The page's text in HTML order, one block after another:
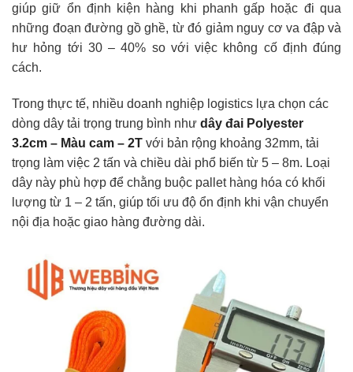
giúp giữ ổn định kiện hàng khi phanh gấp hoặc đi qua
những đoạn đường gồ ghề, từ đó giảm nguy cơ va đập và
hư hỏng tới 30 – 40% so với việc không cố định đúng
cách.
Trong thực tế, nhiều doanh nghiệp logistics lựa chọn các
dòng dây tải trọng trung bình như dây đai Polyester
3.2cm – Màu cam – 2T với bản rộng khoảng 32mm, tải
trọng làm việc 2 tấn và chiều dài phổ biến từ 5 – 8m. Loại
dây này phù hợp để chằng buộc pallet hàng hóa có khối
lượng từ 1 – 2 tấn, giúp tối ưu độ ổn định khi vận chuyển
nội địa hoặc giao hàng đường dài.